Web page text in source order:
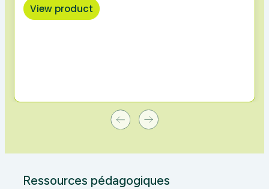
View product
Ressources pédagogiques